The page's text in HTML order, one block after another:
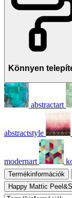
Könnyen
abstractart
abstractstyle
modernart
Termékinformációk
Happy Mattic